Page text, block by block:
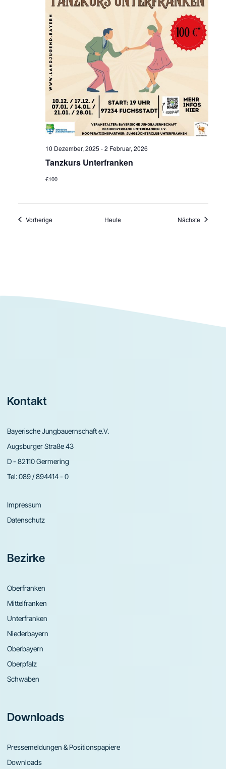
Tanzkurs Unterfranken
10 Dezember, 2025 -2 Februar, 2026
€100
VorherigeVeranstaltungen Heute Nächste
Footer
Kontakt
Bayerische Jungbauernschaft e.V.
Augsburger Straße 43
D - 82110 Germering
Tel:089 / 894414 - 0
Impressum
Datenschutz
Bezirke
Oberfranken
Mittelfranken
Unterfranken
Niederbayern
Oberbayern
Oberpfalz
Schwaben
Downloads
Pressemeldungen & Positionspapiere
Downloads